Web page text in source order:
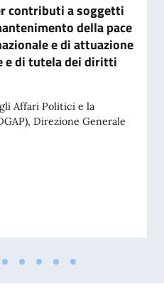
contributi a soggetti
della pace
e di attuazione
e di tutela dei diritti
Affari Politici e la
Direzione Generale
contributi a soggetti privati per